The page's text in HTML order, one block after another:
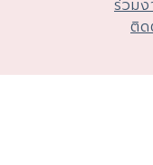
ร่วมง
ติด